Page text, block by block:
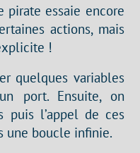
pirate essaie encore
actions, mais
!
quelques variables
port. Ensuite, on
puis l’appel de ces
une boucle infinie.